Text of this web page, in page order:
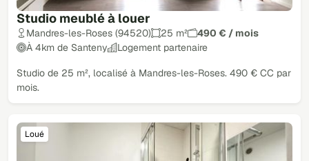
Studio meublé à louer
Mandres-les-Roses (94520) 25 m²
490 € / mois
À 4km de Santeny
Logement partenaire
Studio de 25 m², localisé à Mandres-les-Roses. 490 € CC par
mois.
Loué